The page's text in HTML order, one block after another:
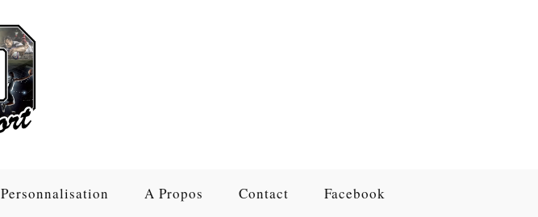
Personnalisation A Propos Contact Facebook